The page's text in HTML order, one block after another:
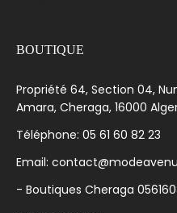
BOUTIQUE
Propriété 64, Section 04,
Amara, Cheraga, 16000
Téléphone: 05 61 60 82 23
Email:
- Boutiques Cheraga